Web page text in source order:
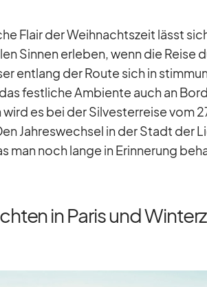
Flair der Weih­nachts­zeit lässt
Sin­nen er­le­ben, wenn die Reise
ent­lang der Route sich in
fest­li­che Am­bi­ente auch an
es bei der Sil­ves­ter­reise vom
Jah­res­wech­sel in der Stadt der
man noch lange in Er­in­ne­rung
in Paris und